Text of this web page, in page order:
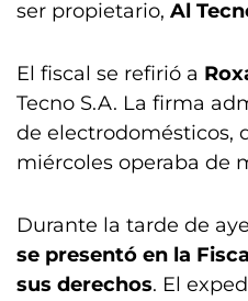
ser propietario, Al
El fiscal se refirió a
Tecno S.A. La firma
de electrodomésticos,
miércoles operaba de
Durante la tarde de
se presentó en la
sus derechos. El